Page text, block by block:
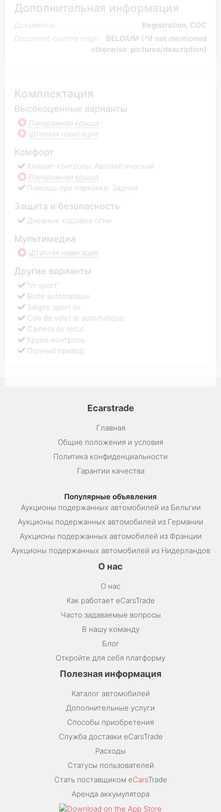
Дополнительная информация
Документы
Registration, COC
Document country origin
BELGIUM (*if not mentioned
otherwise: pictures/description)
Комплектация
Высокоценные варианты
Панорамная крыша
Штатная навигация
Комфорт
Климат-контроль: Автоматический
Панорамная крыша
Помощь при парковке: Задний
Защита и безопасность
Дневные ходовые огни
Мультимедиа
Штатная навигация
Другие варианты
"m sport"
Boite automatique
Sièges sport av
Cde de volet ar automatique
Caméra de recul
Круиз-контроль
Полный привод
Ecarstrade
Главная
Общие положения и условия
Политика конфиденциальности
Гарантии качества
Популярные объявления
Аукционы подержанных автомобилей из Бельгии
Аукционы подержанных автомобилей из Германии
Аукционы подержанных автомобилей из Франции
Аукционы подержанных автомобилей из Нидерландов
О нас
О нас
Как работает eCarsTrade
Часто задаваемые вопросы
В нашу команду
Блог
Откройте для себя платформу
Полезная информация
Каталог автомобилей
Дополнительные услуги
Способы приобретения
Служба доставки eCarsTrade
Расходы
Статусы пользователей
Стать поставщиком eCarsTrade
Аренда аккумулятора